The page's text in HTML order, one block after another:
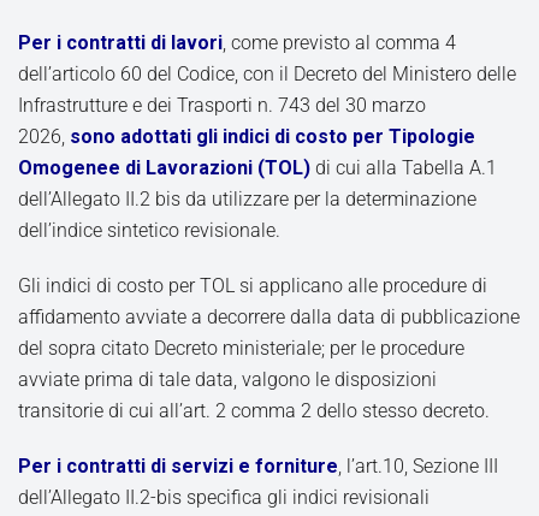
Per i contratti di lavori, come previsto al comma 4
dell’articolo 60 del Codice, con il Decreto del Ministero delle
Infrastrutture e dei Trasporti n. 743 del 30 marzo
2026, sono adottati gli indici di costo per Tipologie
Omogenee di Lavorazioni (TOL) di cui alla Tabella A.1
dell’Allegato II.2 bis da utilizzare per la determinazione
dell’indice sintetico revisionale.
Gli indici di costo per TOL si applicano alle procedure di
affidamento avviate a decorrere dalla data di pubblicazione
del sopra citato Decreto ministeriale; per le procedure
avviate prima di tale data, valgono le disposizioni
transitorie di cui all’art. 2 comma 2 dello stesso decreto.
Per i contratti di servizi e forniture, l’art.10, Sezione III
dell’Allegato II.2-bis specifica gli indici revisionali